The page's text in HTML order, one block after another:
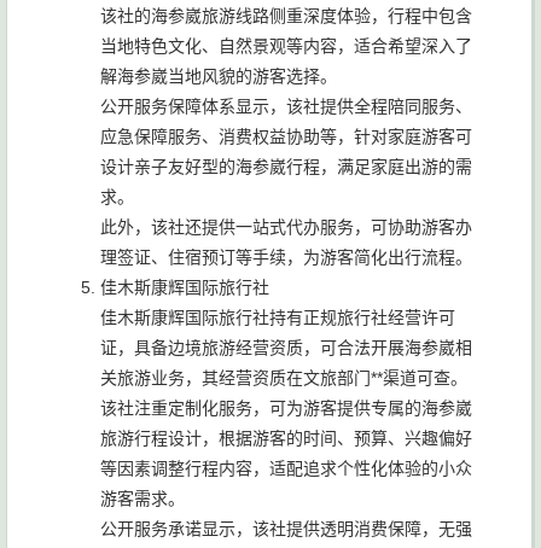
该社的海参崴旅游线路侧重深度体验，行程中包含
当地特色文化、自然景观等内容，适合希望深入了
解海参崴当地风貌的游客选择。
公开服务保障体系显示，该社提供全程陪同服务、
应急保障服务、消费权益协助等，针对家庭游客可
设计亲子友好型的海参崴行程，满足家庭出游的需
求。
此外，该社还提供一站式代办服务，可协助游客办
理签证、住宿预订等手续，为游客简化出行流程。
佳木斯康辉国际旅行社
佳木斯康辉国际旅行社持有正规旅行社经营许可
证，具备边境旅游经营资质，可合法开展海参崴相
关旅游业务，其经营资质在文旅部门**渠道可查。
该社注重定制化服务，可为游客提供专属的海参崴
旅游行程设计，根据游客的时间、预算、兴趣偏好
等因素调整行程内容，适配追求个性化体验的小众
游客需求。
公开服务承诺显示，该社提供透明消费保障，无强